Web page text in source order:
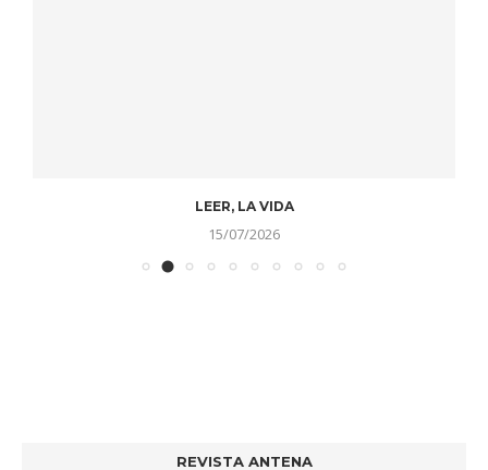
LEER, LA VIDA
15/07/2026
REVISTA ANTENA